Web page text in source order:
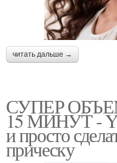
читать дальше →
СУПЕР
15 МИНУТ ‍-
и просто
прическу